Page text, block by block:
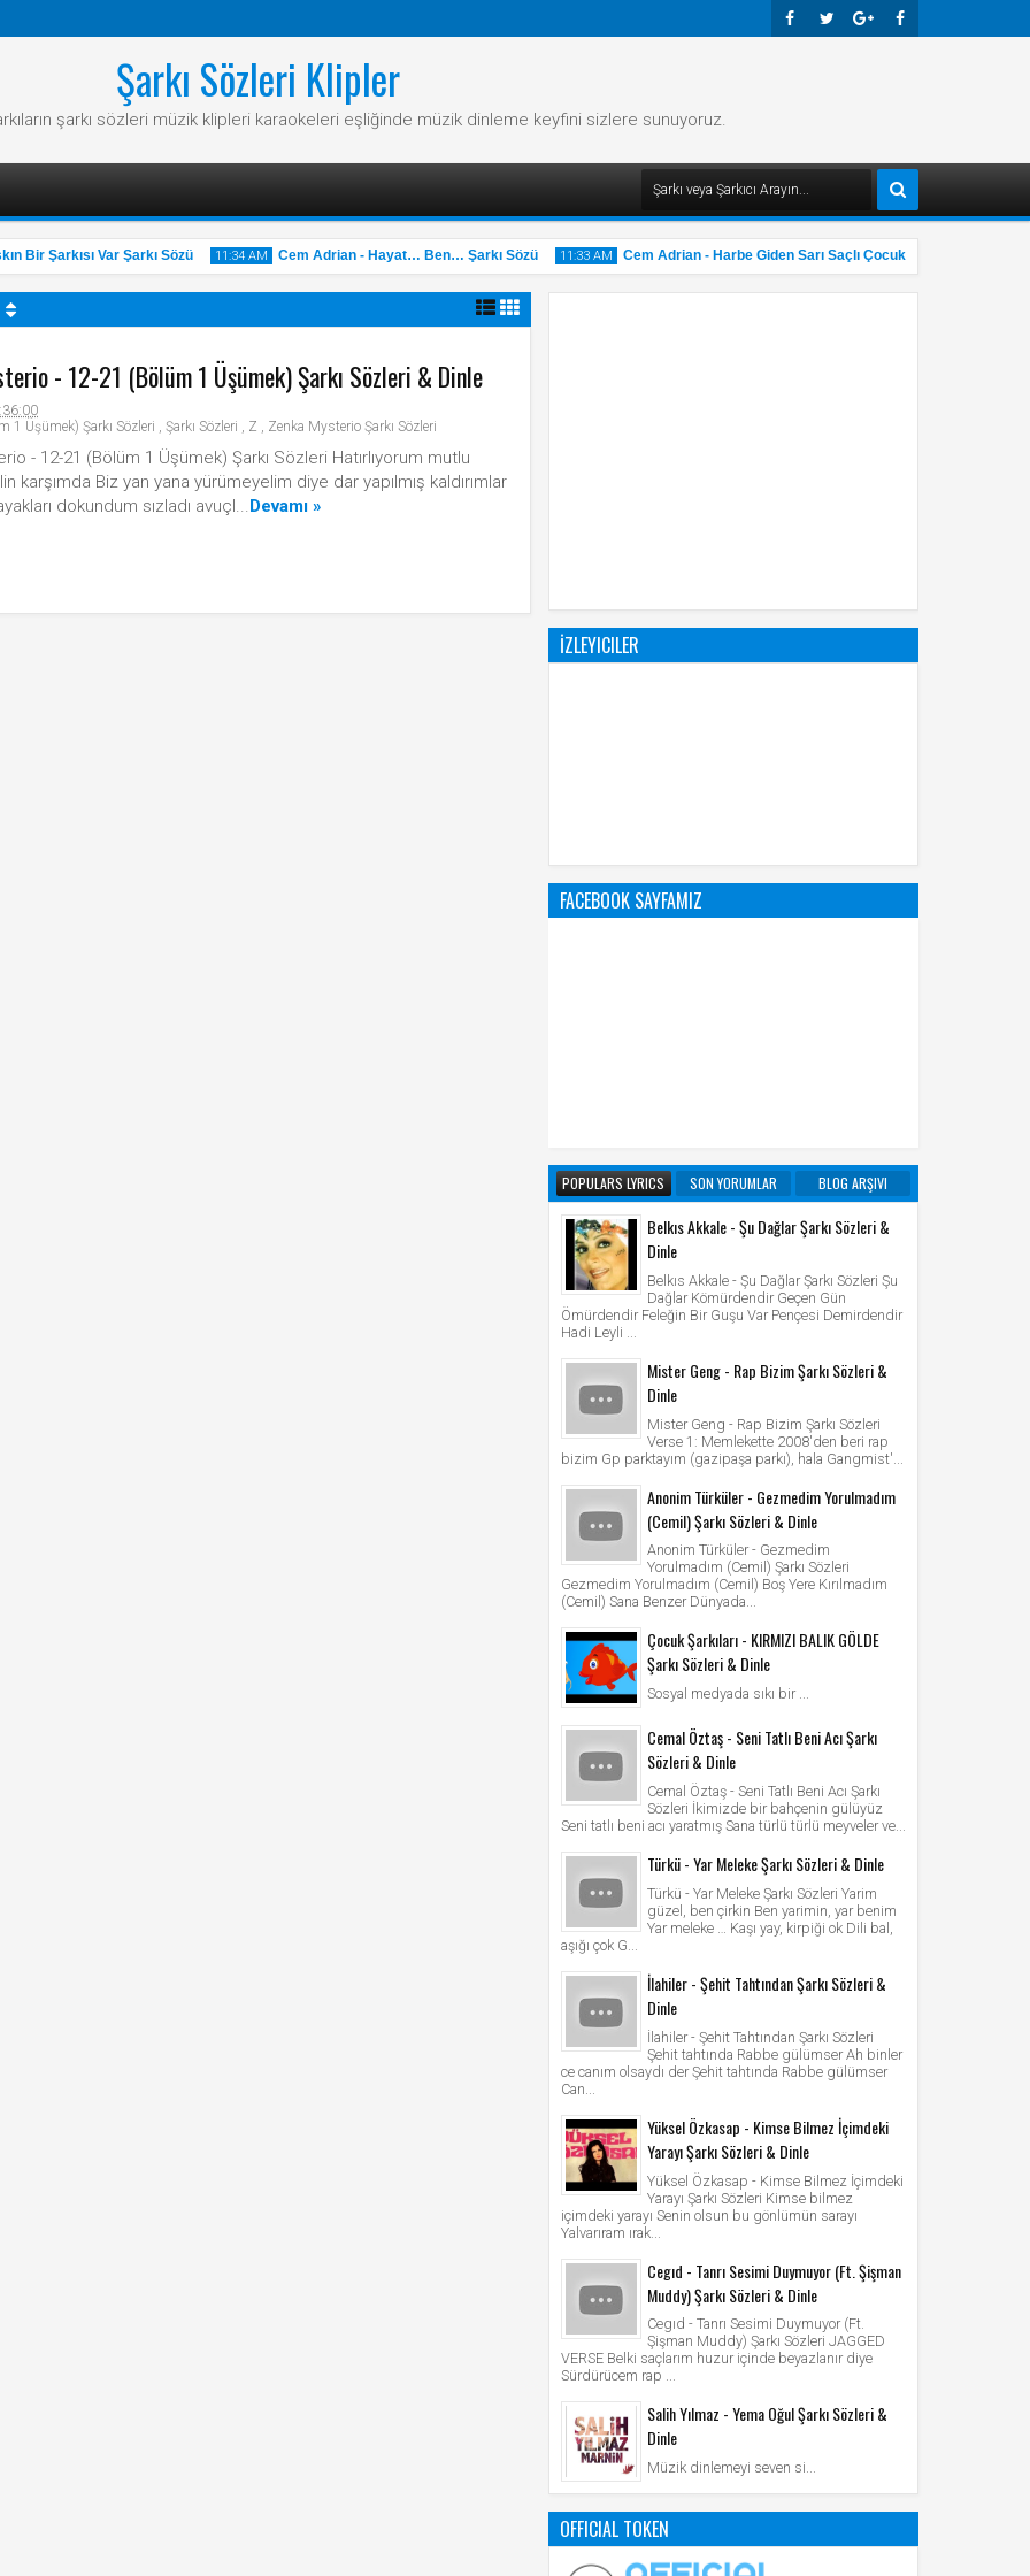
Şarkı Sözleri Klipler
şarkı sözleri müzik klipleri karaokeleri eşliğinde müzik dinleme keyfini sizlere sunuyoruz.
Şarkısı Var Şarkı Sözü 11:34 AM
31 2025
Cem Adrian - Hayat… Ben… Şarkı Sözü 11:33 AM Cem Adrian - Harbe Giden Sarı Saçlı Çocuk Şarkı Sözü
- 12-21 (Bölüm 1 Üşümek) Şarkı Sözleri & Dinle
1 Üşümek) Şarkı Sözleri , Şarkı Sözleri , Z , Zenka Mysterio Şarkı Sözleri
- 12-21 (Bölüm 1 Üşümek) Şarkı Sözleri Hatırlıyorum mutlu
karşımda Biz yan yana yürümeyelim diye dar yapılmış kaldırımlar
dokundum sızladı avuçl...Devamı »
İZLEYICILER
FACEBOOK SAYFAMIZ
POPULARS LYRICS SON YORUMLAR BLOG ARŞIVI
Belkıs Akkale - Şu Dağlar Şarkı Sözleri &
Dinle
Belkıs Akkale - Şu Dağlar Şarkı Sözleri Şu
Dağlar Kömürdendir Geçen Gün
Ömürdendir Feleğin Bir Guşu Var Pençesi Demirdendir
Hadi Leyli ...
Mister Geng - Rap Bizim Şarkı Sözleri &
Dinle
Mister Geng - Rap Bizim Şarkı Sözleri
Verse 1: Memlekette 2008'den beri rap
bizim Gp parktayım (gazipaşa parkı), hala Gangmist'...
Anonim Türküler - Gezmedim Yorulmadım
(Cemil) Şarkı Sözleri & Dinle
Anonim Türküler - Gezmedim
Yorulmadım (Cemil) Şarkı Sözleri
Gezmedim Yorulmadım (Cemil) Boş Yere Kırılmadım
(Cemil) Sana Benzer Dünyada...
Çocuk Şarkıları - KIRMIZI BALIK GÖLDE
Şarkı Sözleri & Dinle
Sosyal medyada sıkı bir ...
Cemal Öztaş - Seni Tatlı Beni Acı Şarkı
Sözleri & Dinle
Cemal Öztaş - Seni Tatlı Beni Acı Şarkı
Sözleri İkimizde bir bahçenin gülüyüz
Seni tatlı beni acı yaratmış Sana türlü türlü meyveler ve...
Türkü - Yar Meleke Şarkı Sözleri & Dinle
Türkü - Yar Meleke Şarkı Sözleri Yarim
güzel, ben çirkin Ben yarimin, yar benim
Yar meleke … Kaşı yay, kirpiği ok Dili bal,
aşığı çok G...
İlahiler - Şehit Tahtından Şarkı Sözleri &
Dinle
İlahiler - Şehit Tahtından Şarkı Sözleri
Şehit tahtında Rabbe gülümser Ah binler
ce canım olsaydı der Şehit tahtında Rabbe gülümser
Can...
Yüksel Özkasap - Kimse Bilmez İçimdeki
Yarayı Şarkı Sözleri & Dinle
Yüksel Özkasap - Kimse Bilmez İçimdeki
Yarayı Şarkı Sözleri Kimse bilmez
içimdeki yarayı Senin olsun bu gönlümün sarayı
Yalvarıram ırak...
Cegıd - Tanrı Sesimi Duymuyor (Ft. Şişman
Muddy) Şarkı Sözleri & Dinle
Cegıd - Tanrı Sesimi Duymuyor (Ft.
Şişman Muddy) Şarkı Sözleri JAGGED
VERSE Belki saçlarım huzur içinde beyazlanır diye
Sürdürücem rap ...
Salih Yılmaz - Yema Oğul Şarkı Sözleri &
Dinle
Müzik dinlemeyi seven si...
OFFICIAL TOKEN